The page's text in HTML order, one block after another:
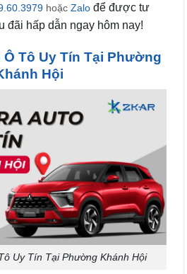
hoặc Zalo để được tư
đãi hấp dẫn ngay hôm nay!
Ô Tô Uy Tín Tại Phường
Hội
Uy Tín Tại Phường Khánh Hội